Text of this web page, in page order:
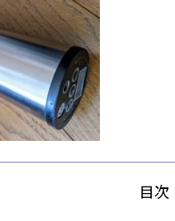
目次